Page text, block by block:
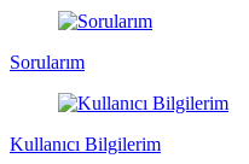
Sorularım
Kullanıcı Bilgilerim